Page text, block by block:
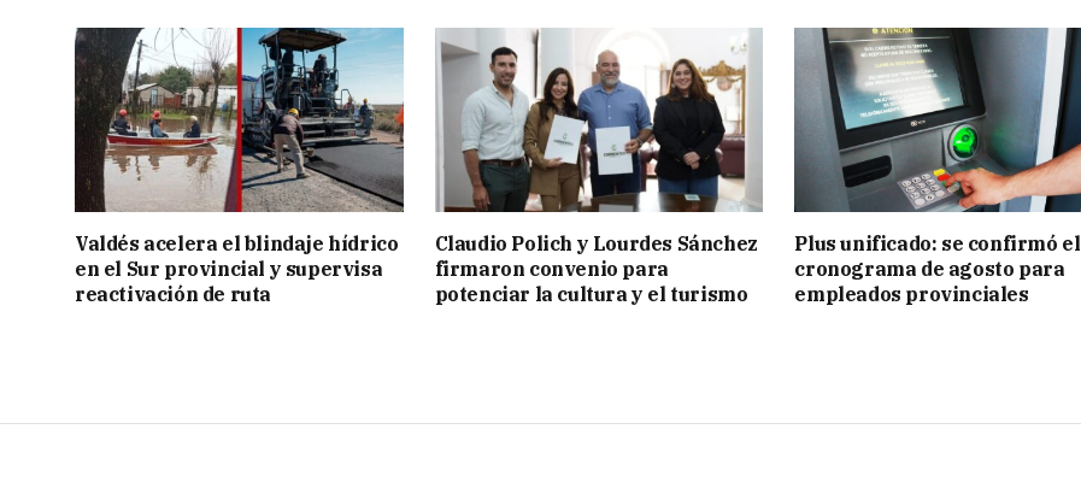
Valdés acelera el blindaje hídrico
en el Sur provincial y supervisa
reactivación de ruta
Claudio Polich y Lourdes Sánchez
firmaron convenio para
potenciar la cultura y el turismo
Plus unificado: se confirmó el
cronograma de agosto para
empleados provinciales